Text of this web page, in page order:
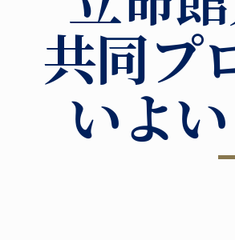
共同プ
いよ